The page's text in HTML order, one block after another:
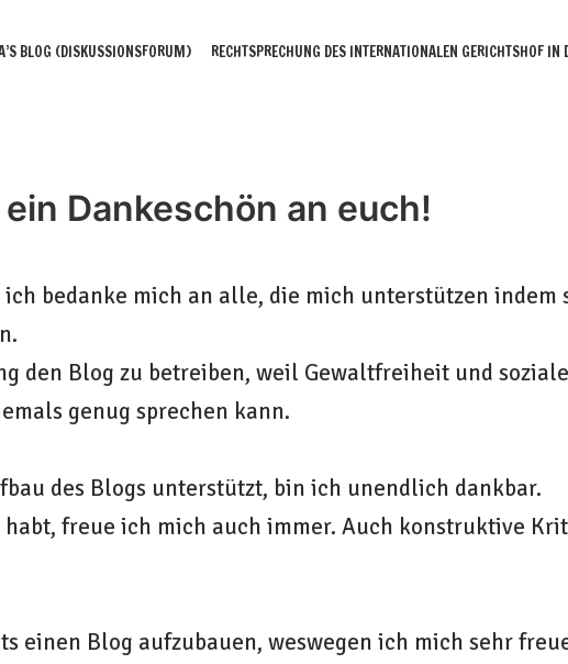
BLOG (DISKUSSIONSFORUM) RECHTSPRECHUNG DES INTERNATIONALEN GERICHTSHOF IN
Dankeschön an euch!
bedanke mich an alle, die mich unterstützen indem
den Blog zu betreiben, weil Gewaltfreiheit und
genug sprechen kann.
des Blogs unterstützt, bin ich unendlich dankbar.
freue ich mich auch immer. Auch konstruktive
einen Blog aufzubauen, weswegen ich mich sehr